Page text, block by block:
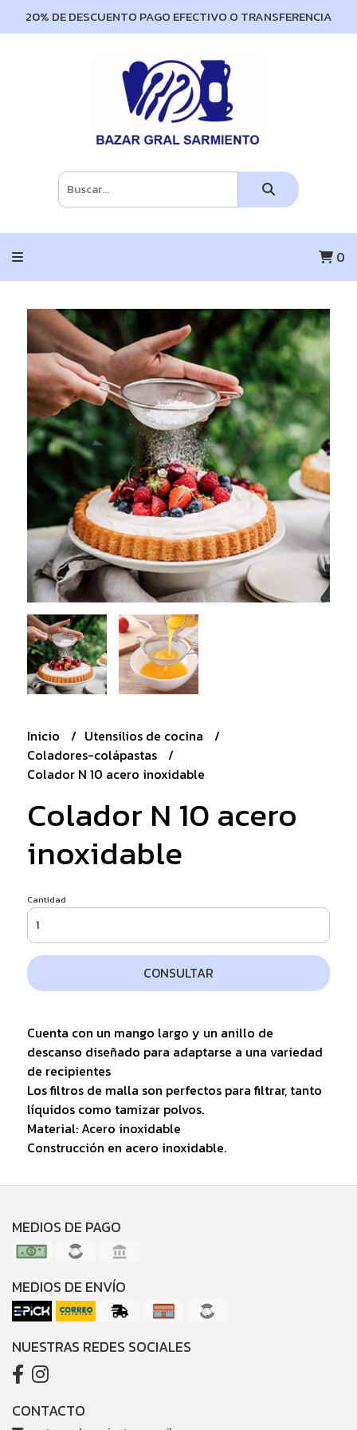
20% DE DESCUENTO PAGO EFECTIVO O TRANSFERENCIA
0
Inicio
Utensilios de cocina
Coladores-colápastas
Colador N 10 acero inoxidable
Colador N 10 acero
inoxidable
Cantidad
CONSULTAR
Cuenta con un mango largo y un anillo de
descanso diseñado para adaptarse a una variedad
de recipientes
Los filtros de malla son perfectos para filtrar, tanto
líquidos como tamizar polvos.
Material: Acero inoxidable
Construcción en acero inoxidable.
MEDIOS DE PAGO
MEDIOS DE ENVÍO
NUESTRAS REDES SOCIALES
CONTACTO